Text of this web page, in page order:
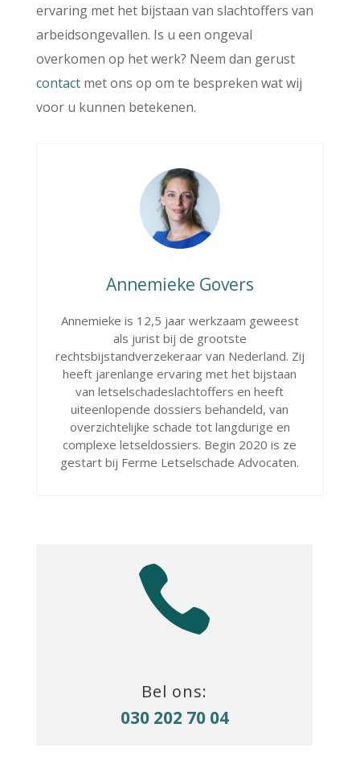
ervaring met het bijstaan van slachtoffers van
arbeidsongevallen. Is u een ongeval
overkomen op het werk? Neem dan gerust
contactmet ons op om te bespreken wat wij
voor u kunnen betekenen.
Annemieke Govers
Annemieke is 12,5 jaar werkzaam geweest
als jurist bij de grootste
rechtsbijstandverzekeraar van Nederland. Zij
heeft jarenlange ervaring met het bijstaan
van letselschadeslachtoffers en heeft
uiteenlopende dossiers behandeld, van
overzichtelijke schade tot langdurige en
complexe letseldossiers. Begin 2020 is ze
gestart bij Ferme Letselschade Advocaten.

Bel ons:
030 202 70 04